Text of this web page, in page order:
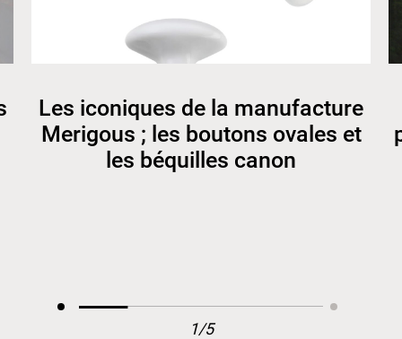
Les iconiques de la manufacture
Merigous ; les boutons ovales et
les béquilles canon
1/5